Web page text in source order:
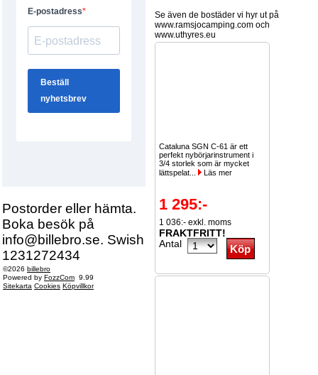
Postorder eller hämta.
Boka besök på
info@billebro.se. Swish
1231272434
©2026 billebro
Powered by FozzCom 9.99
Sitekarta Cookies Köpvillkor
Se även de bostäder vi hyr ut på
www.ramsjocamping.com och
www.uthyres.eu
Cataluna SGN C-61 är ett
perfekt nybörjarinstrument i
3/4 storlek som är mycket
lättspelat...
Läs mer
1 295:-
1 036:- exkl. moms
FRAKTFRITT!
Antal